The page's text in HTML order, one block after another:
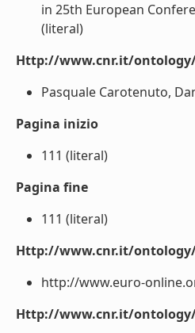
in 25th European
(literal)
Http://www.cnr.it/
Pasquale Carotenuto,
Pagina inizio
111 (literal)
Pagina fine
111 (literal)
Http://www.cnr.it/
http://www.euro-
Http://www.cnr.it/